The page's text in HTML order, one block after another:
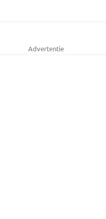
Advertentie